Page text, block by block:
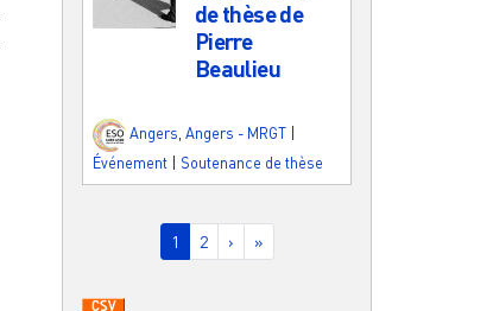
de thèse de
Pierre
Beaulieu
Angers Angers - MRGT
Événement | Soutenance de thèse
Pagination
Page courante
1 Page
2 Page suivante
› Dernière page
»